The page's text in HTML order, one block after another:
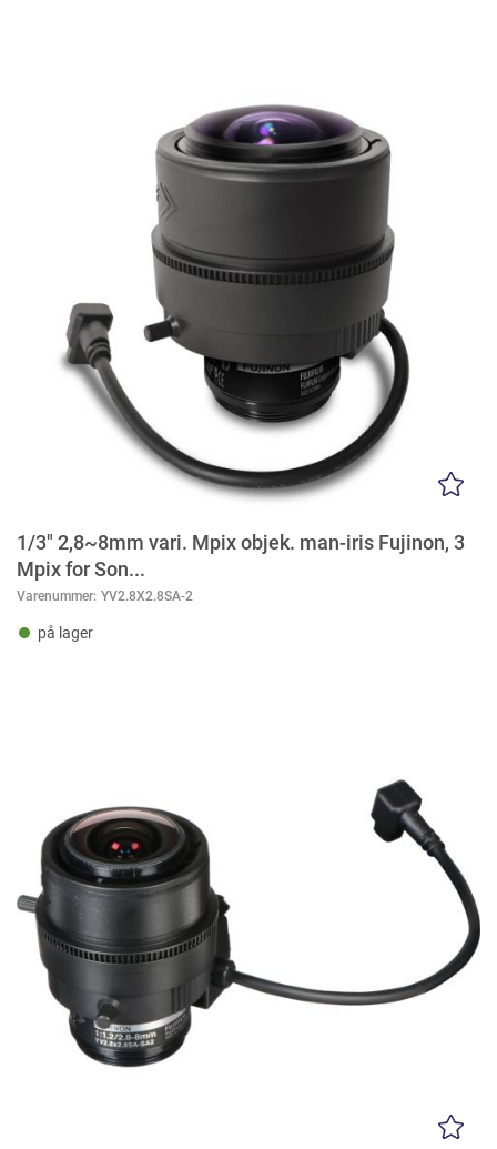
1/3" 2,8~8mm vari. Mpix objek. man-iris Fujinon, 3
Mpix for Son...
Varenummer: YV2.8X2.8SA-2
på lager